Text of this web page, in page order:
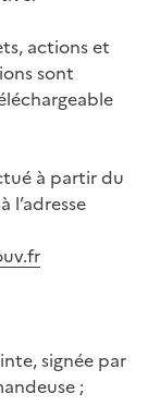
actions et
sont
à partir du
l’adresse
signée par
;